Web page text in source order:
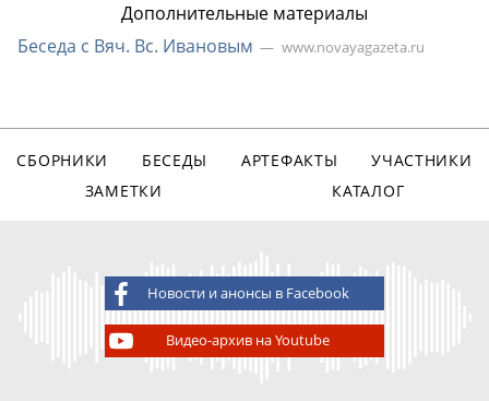
Дополнительные материалы
Беседа с Вяч. Вс. Ивановым
www.novayagazeta.ru
СБОРНИКИ БЕСЕДЫ АРТЕФАКТЫ
УЧАСТНИКИ
ЗАМЕТКИ
КАТАЛОГ
Новости и анонсы в Facebook
Видео-архив на Youtube